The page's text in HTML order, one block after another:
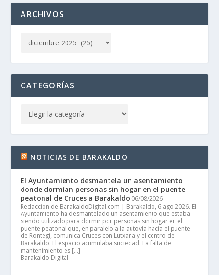
ARCHIVOS
CATEGORÍAS
NOTICIAS DE BARAKALDO
El Ayuntamiento desmantela un asentamiento
donde dormían personas sin hogar en el puente
peatonal de Cruces a Barakaldo 06/08/2026
Redacción de BarakaldoDigital.com | Barakaldo, 6 ago 2026. El
Ayuntamiento ha desmantelado un asentamiento que estaba
siendo utilizado para dormir por personas sin hogar en el
puente peatonal que, en paralelo a la autovía hacia el puente
de Rontegi, comunica Cruces con Lutxana y el centro de
Barakaldo. El espacio acumulaba suciedad. La falta de
mantenimiento es […]
Barakaldo Digital